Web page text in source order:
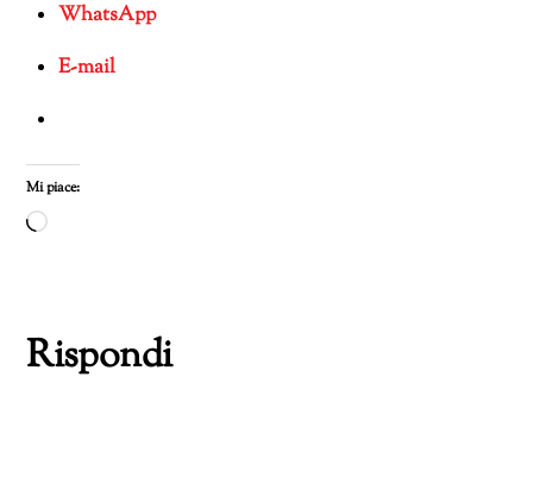
WhatsApp
E-mail
Mi piace:
Caricamento
Rispondi